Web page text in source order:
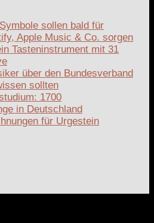
sollen bald für
Apple Music & Co. sorgen
Tasteninstrument mit 31
über den Bundesverband
sollten
1700
in Deutschland
für Urgestein